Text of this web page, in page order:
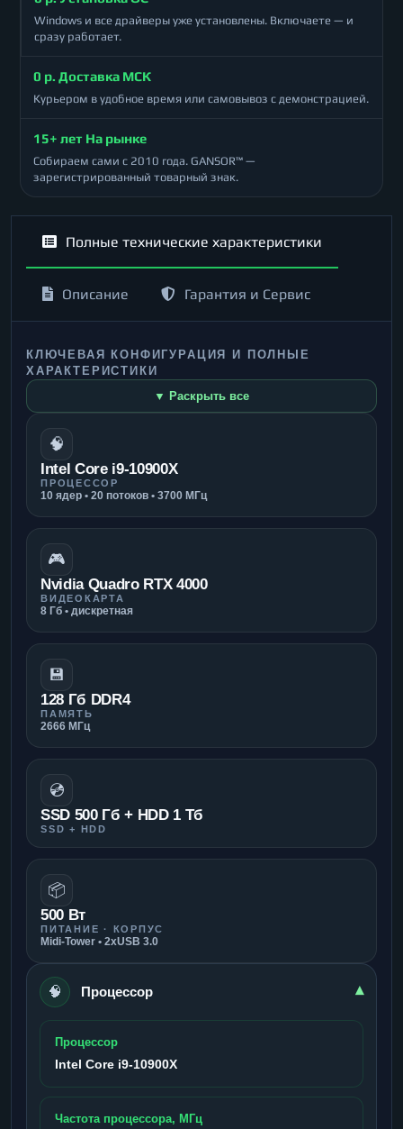
Windows и все драйверы уже установлены. Включаете — и
сразу работает.
0 р. Доставка МСК
Курьером в удобное время или самовывоз с демонстрацией.
15+ лет На рынке
Собираем сами с 2010 года. GANSOR™ —
зарегистрированный товарный знак.
Полные технические характеристики
Описание Гарантия и Сервис
КЛЮЧЕВАЯ КОНФИГУРАЦИЯ И ПОЛНЫЕ
ХАРАКТЕРИСТИКИ
▼ Раскрыть все
🧠
Intel Core i9-10900X
ПРОЦЕССОР
10 ядер • 20 потоков • 3700 МГц
🎮
Nvidia Quadro RTX 4000
ВИДЕОКАРТА
8 Гб • дискретная
💾
128 Гб DDR4
ПАМЯТЬ
2666 МГц
💿
SSD 500 Гб + HDD 1 Тб
SSD + HDD
📦
500 Вт
ПИТАНИЕ · КОРПУС
Midi-Tower • 2xUSB 3.0
🧠 Процессор ▾
Процессор
Intel Core i9-10900X
Частота процессора, МГц